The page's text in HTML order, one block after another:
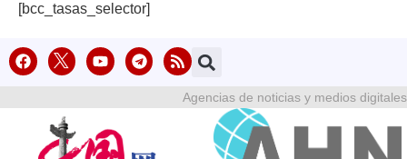
[bcc_tasas_selector]
Agencias de noticias y medios digitales